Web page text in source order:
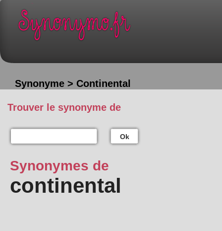
Synonyme > Continental
Trouver le synonyme de
Ok
Synonymes de
continental